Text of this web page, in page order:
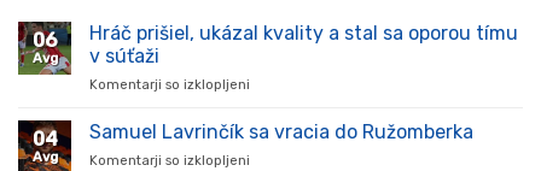
06
Avg
Hráč prišiel, ukázal kvality a stal sa oporou tímu
v súťaži
Komentarji so izklopljeni
prišiel,
04
Avg
Samuel Lavrinčík sa vracia do Ružomberka
Komentarji so izklopljeni